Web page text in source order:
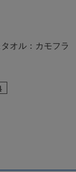
オル：カモフラ